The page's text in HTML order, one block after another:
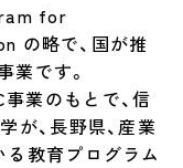
for
の略で、国が推
です。
事業のもとで、信
が、長野県、産業
る教育プログラム